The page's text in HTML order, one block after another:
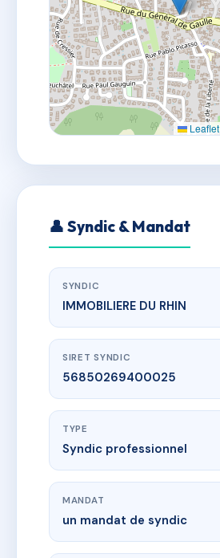
Leaflet
👤 Syndic & Mandat
SYNDIC
IMMOBILIERE DU RHIN
SIRET SYNDIC
56850269400025
TYPE
Syndic professionnel
MANDAT
un mandat de syndic